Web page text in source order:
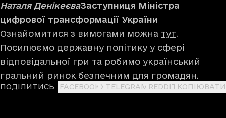
Наталя ДенікеєваЗаступниця Міністра
цифрової трансформації України
Ознайомитися з вимогами можна тут.
Посилюємо державну політику у сфері
відповідальної гри та робимо український
гральний ринок безпечним для громадян.
ПОДІЛИТИСЬ FACEBOOK X TELEGRAM REDDIT КОПІЮВАТИ